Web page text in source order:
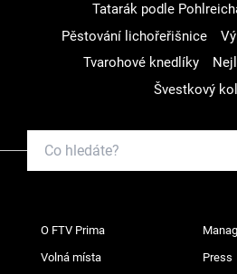
Tatarák podle
Pěstování lichořeřišnice
Tvarohové knedlíky
Švestkový
O FTV Prima
Volná místa Press